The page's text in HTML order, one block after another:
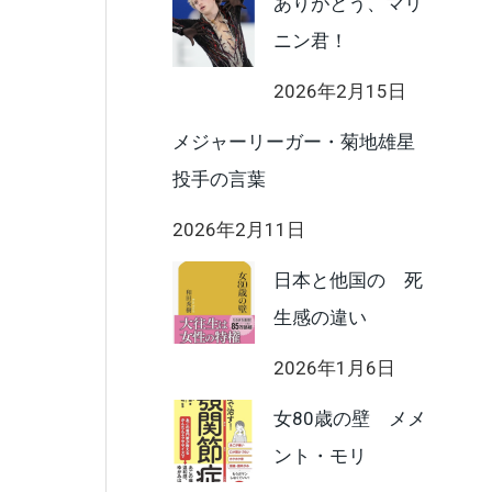
ニン君！
2026年2月15日
メジャーリーガー・菊地雄星
投手の言葉
2026年2月11日
日本と他国の 死
生感の違い
2026年1月6日
女80歳の壁 メメ
ント・モリ